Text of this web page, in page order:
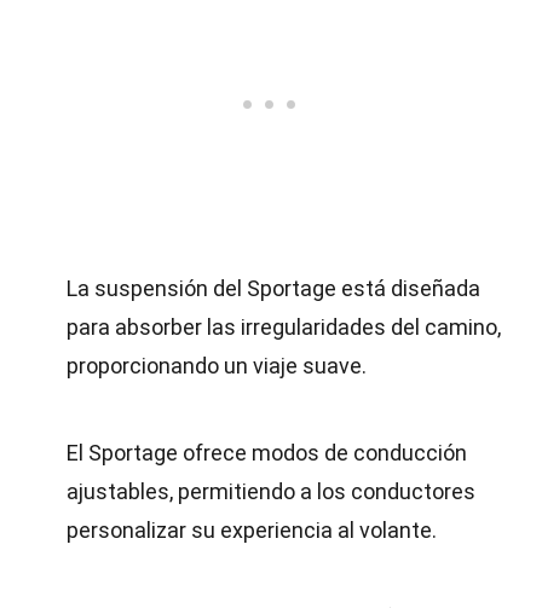
La suspensión del Sportage está diseñada
para absorber las irregularidades del camino,
proporcionando un viaje suave.
El Sportage ofrece modos de conducción
ajustables, permitiendo a los conductores
personalizar su experiencia al volante.